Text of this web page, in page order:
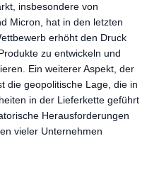
insbesondere von
Micron, hat in den letzten
erhöht den Druck
zu entwickeln und
Ein weiterer Aspekt, der
die geopolitische Lage, die in
in der Lieferkette geführt
Herausforderungen
vieler Unternehmen